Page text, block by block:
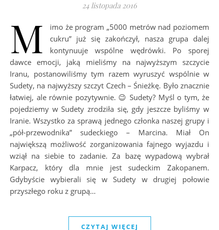
24 listopada 2016
M
imo że program „5000 metrów nad poziomem
cukru” już się zakończył, nasza grupa dalej
kontynuuje wspólne wędrówki. Po sporej
dawce emocji, jaką mieliśmy na najwyższym szczycie
Iranu, postanowiliśmy tym razem wyruszyć wspólnie w
Sudety, na najwyższy szczyt Czech – Śnieżkę. Było znacznie
łatwiej, ale równie pozytywnie. 😉 Sudety? Myśl o tym, że
pojedziemy w Sudety zrodziła się, gdy jeszcze byliśmy w
Iranie. Wszystko za sprawą jednego członka naszej grupy i
„pół-przewodnika” sudeckiego – Marcina. Miał On
największą możliwość zorganizowania fajnego wyjazdu i
wziął na siebie to zadanie. Za bazę wypadową wybrał
Karpacz, który dla mnie jest sudeckim Zakopanem.
Gdybyście wybierali się w Sudety w drugiej połowie
przyszłego roku z grupą…
CZYTAJ WIĘCEJ